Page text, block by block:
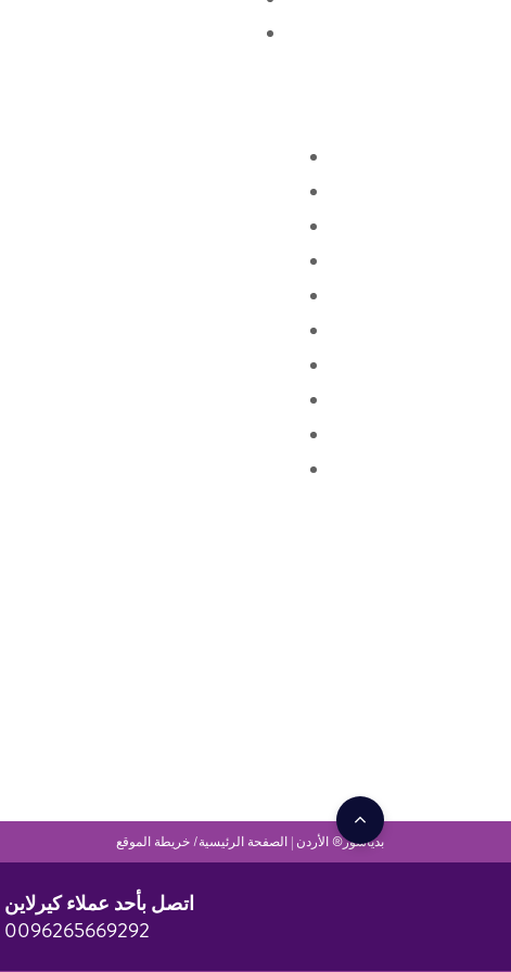
بدياشور® الأردن | الصفحة الرئيسية خريطة الموقع
اتصل بأحد عملاء كيرلاين
0096265669292